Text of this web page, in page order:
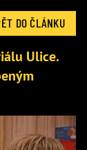
DO ČLÁNKU
Ulice.